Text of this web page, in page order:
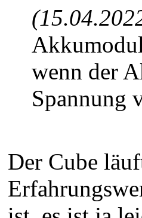
wenn der
Spannung
Der Cube